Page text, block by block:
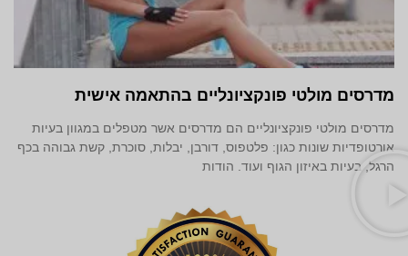
מדרסים מולטי פונקציונליים בהתאמה אישית
מדרסים מולטי פונקציונליים הם מדרסים אשר מטפלים במגוון בעיות
אורטופדיות שונות כגון: פלטפוס, דורבן, יבלות, סוכרת, קשת גבוהה בכף
הרגל, בעיות באיזון הגוף ועוד. הודות